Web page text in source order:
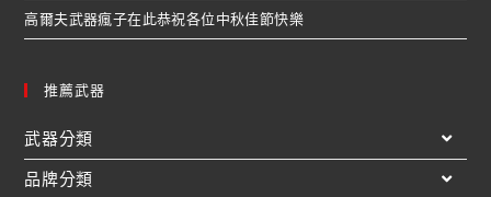
高爾夫武器瘋子在此恭祝各位中秋佳節快樂
推薦武器
武器分類
品牌分類